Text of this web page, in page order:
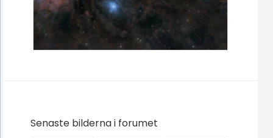
Senaste bilderna i forumet